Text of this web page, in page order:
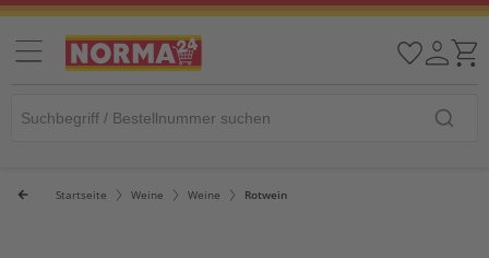
Startseite Weine Weine Rotwein